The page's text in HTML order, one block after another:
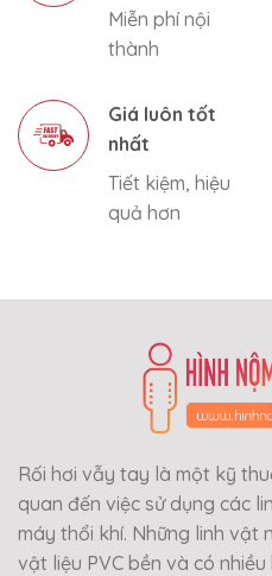
Miễn phí nội
thành
Giá luôn tốt
nhất
Tiết kiệm, hiệu
quả hơn
Rối hơi vẫy tay là một kỹ
quan đến việc sử dụng các
máy thổi khí. Những linh vật
vật liệu PVC bền và có